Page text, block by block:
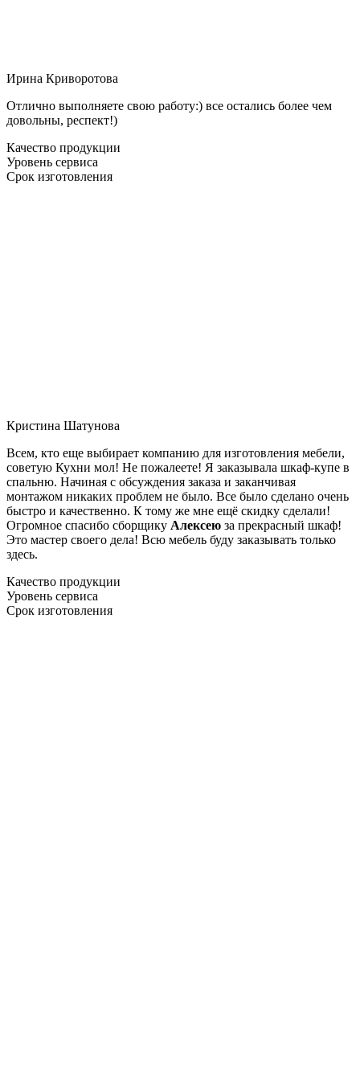
Ирина Криворотова
Отлично выполняете свою работу:) все остались более чем
довольны, респект!)
Качество продукции
Уровень сервиса
Срок изготовления
Кристина Шатунова
Всем, кто еще выбирает компанию для изготовления мебели,
советую Кухни мол! Не пожалеете! Я заказывала шкаф-купе в
спальню. Начиная с обсуждения заказа и заканчивая
монтажом никаких проблем не было. Все было сделано очень
быстро и качественно. К тому же мне ещё скидку сделали!
Огромное спасибо сборщику Алексею за прекрасный шкаф!
Это мастер своего дела! Всю мебель буду заказывать только
здесь.
Качество продукции
Уровень сервиса
Срок изготовления